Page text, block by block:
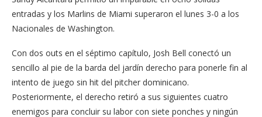
entradas y los Marlins de Miami superaron el lunes 3-0 a los
Nacionales de Washington.
Con dos outs en el séptimo capítulo, Josh Bell conectó un
sencillo al pie de la barda del jardín derecho para ponerle fin al
intento de juego sin hit del pitcher dominicano.
Posteriormente, el derecho retiró a sus siguientes cuatro
enemigos para concluir su labor con siete ponches y ningún